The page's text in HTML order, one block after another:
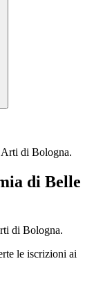
Arti di Bologna.
di Belle
di Bologna.
le iscrizioni ai